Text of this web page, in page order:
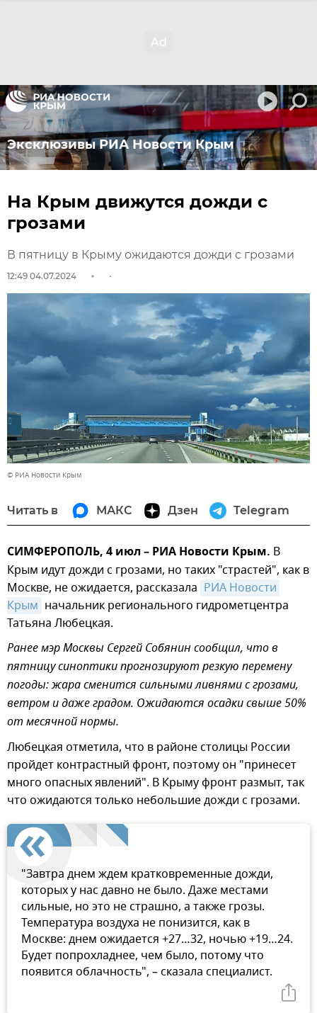
Эксклюзивы РИА Новости Крым
На Крым движутся дожди с
грозами
В пятницу в Крыму ожидаются дожди с грозами
12:49 04.07.2024
© РИА Новости Крым
Читать в МАКС Дзен Telegram
СИМФЕРОПОЛЬ, 4 июл – РИА Новости Крым. В
Крым идут дожди с грозами, но таких "страстей", как в
Москве, не ожидается, рассказала РИА Новости
Крым начальник регионального гидрометцентра
Татьяна Любецкая.
Ранее мэр Москвы Сергей Собянин сообщил, что в
пятницу синоптики прогнозируют резкую перемену
погоды: жара сменится сильными ливнями с грозами,
ветром и даже градом. Ожидаются осадки свыше 50%
от месячной нормы.
Любецкая отметила, что в районе столицы России
пройдет контрастный фронт, поэтому он "принесет
много опасных явлений". В Крыму фронт размыт, так
что ожидаются только небольшие дожди с грозами.
"Завтра днем ждем кратковременные дожди,
которых у нас давно не было. Даже местами
сильные, но это не страшно, а также грозы.
Температура воздуха не понизится, как в
Москве: днем ожидается +27…32, ночью +19…24.
Будет попрохладнее, чем было, потому что
появится облачность", – сказала специалист.